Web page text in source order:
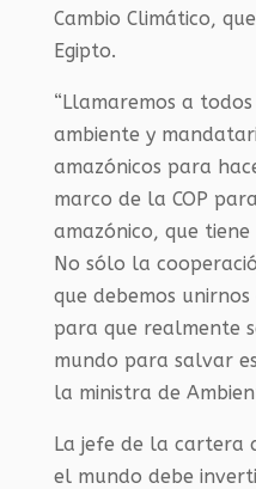
Cambio Climático,
Egipto.
“Llamaremos a
ambiente y
amazónicos para
marco de la COP
amazónico, que
No sólo la
que debemos
para que realmente
mundo para salvar
la ministra de
La jefe de la cartera
el mundo debe